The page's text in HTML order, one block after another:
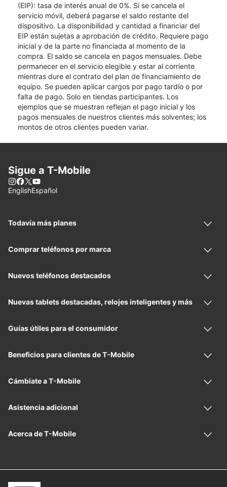
(EIP): tasa de interés anual de 0%. Si se cancela el
servicio móvil, deberá pagarse el saldo restante del
dispositivo. La disponibilidad y cantidad a financiar del
EIP están sujetas a aprobación de crédito. Requiere pago
inicial y de la parte no financiada al momento de la
compra. El saldo se cancela en pagos mensuales. Debe
permanecer en el servicio elegible y estar al corriente
mientras dure el contrato del plan de financiamiento de
equipo. Se pueden aplicar cargos por pago tardío o por
falta de pago. Solo en tiendas participantes. Los
ejemplos que se muestran reflejan el pago inicial y los
pagos mensuales de nuestros clientes más solventes; los
montos de otros clientes pueden variar.